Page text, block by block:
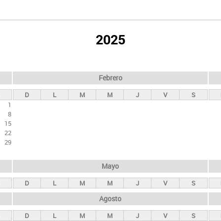
2025
1
8
15
22
29
Febrero
D L M M J V S
Mayo
D L M M J V S
Agosto
D L M M J V S